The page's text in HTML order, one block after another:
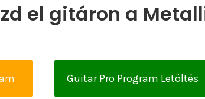
el gitáron a
Guitar Pro Program Letöltés